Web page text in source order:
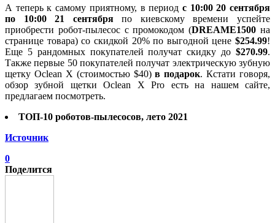
А теперь к самому приятному, в период с 10:00 20 сентября
по 10:00 21 сентябряпо киевскому времени успейте
приобрести робот-пылесос с промокодом (DREAME1500 на
странице товара) со скидкой 20% по выгодной цене $254.99!
Еще 5 рандомных покупателей получат скидку до $270.99.
Также первые 50 покупателей получат электрическую зубную
щетку Oclean X (стоимостью $40)в подарок. Кстати говоря,
обзор зубной щетки Oclean X Pro есть на нашем сайте,
предлагаем посмотреть.
ТОП-10 роботов-пылесосов, лето 2021
Источник
0
Поделится